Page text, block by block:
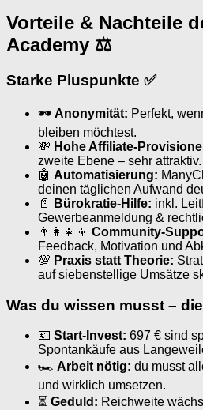
Vorteile & Nachteile
Academy ⚖
Starke Pluspunkte ✅
🕶 Anonymität: Perfekt,
bleiben möchtest.
💸 Hohe Affiliate-
zweite Ebene – sehr attraktiv.
🤖 Automatisierung:
deinen täglichen Aufwand
📄
Bürokratie-Hilfe: inkl.
Gewerbeanmeldung &
👨‍👩‍👧‍👦 Community-
Feedback, Motivation und
💯 Praxis statt Theorie:
auf siebenstellige Umsätze
Was du wissen musst –
💶 Start-Invest: 697 € sind
Spontankäufe aus
🏎 Arbeit nötig: du musst
und wirklich umsetzen.
⏳ Geduld: Reichweite